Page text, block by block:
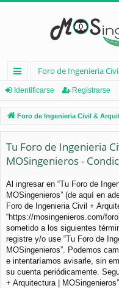
nl
ac
es
rá
pi
d
os
Foro de Ingenieria
Identificarse Registrarse
Foro de Ingenieria Civil &
Tu Foro de Ingenieria
MOSingenieros -
Al ingresar en “Tu Foro de
MOSingenieros” (de aquí en
Foro de Ingenieria Civil +
“https://mosingenieros.com/
sometido a los siguientes
registre y/o use “Tu Foro de
MOSingenieros”. Podemos
e intentaríamos avisarle, sin
su cuenta periódicamente.
+ Arquitectura |